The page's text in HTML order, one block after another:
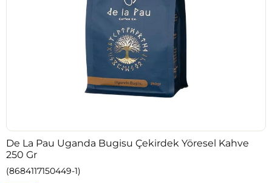
De La Pau Uganda Bugisu Çekirdek Yöresel Kahve
250 Gr
(8684117150449-1)